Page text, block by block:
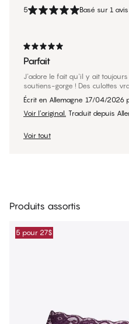
5 Basé sur 1 avis
Parfait
J'adore le fait qu'il y ait
soutiens-gorge ! Des culottes
Écrit en Allemagne 17/04/2026
Voir l’original. Traduit depuis
Voir tout
Produits assortis
5 pour 27$